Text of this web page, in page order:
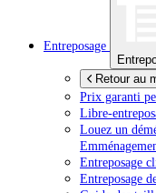
Entreposage
Retour au
Prix garanti
Libre-
Louez un
Entreposage
Entreposage